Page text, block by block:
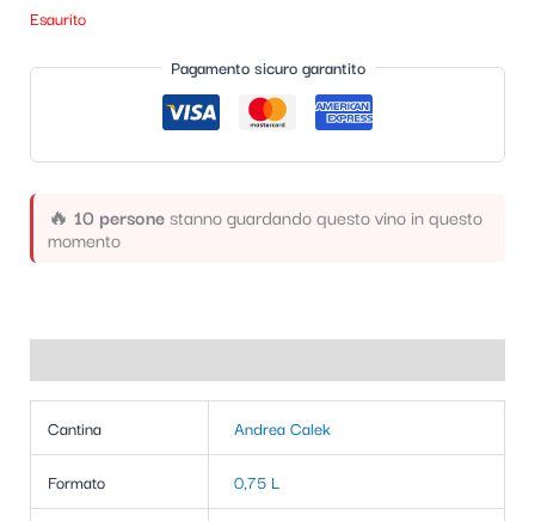
Esaurito
Pagamento sicuro garantito
🔥 10 personestanno guardando questo vino in questo
momento
Cantina Andrea Calek
Formato 0,75 L
t
i